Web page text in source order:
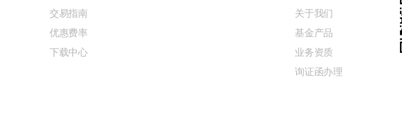
交易指南
优惠费率
下载中心
关于我们
基金产品
业务资质
询证函办理